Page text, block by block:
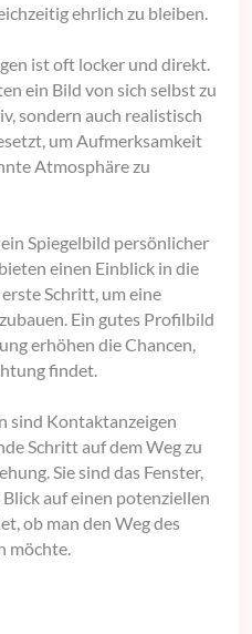
ehrlich zu bleiben.
ist oft locker und direkt.
ein Bild von sich selbst zu
sondern auch realistisch
um Aufmerksamkeit
Atmosphäre zu
Spiegelbild persönlicher
einen Einblick in die
Schritt, um eine
Ein gutes Profilbild
erhöhen die Chancen,
findet.
sind Kontaktanzeigen
Schritt auf dem Weg zu
Sie sind das Fenster,
auf einen potenziellen
ob man den Weg des
möchte.